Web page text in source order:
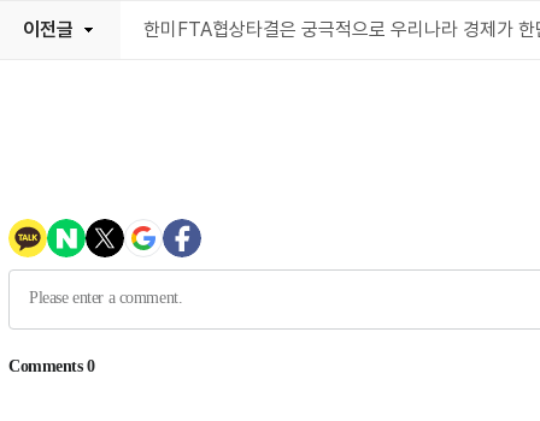
이전글 한미FTA협상타결은 궁극적으로 우리나라 경제가 한